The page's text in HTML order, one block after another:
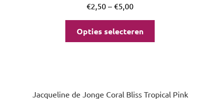
€2,50 – €5,00
Opties selecteren
Jacqueline de Jonge Coral Bliss Tropical Pink